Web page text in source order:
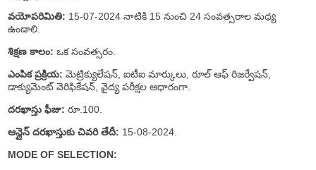
వయోపరిమితి: 15-07-2024 నాటికి 15 నుంచి 24 సంవత్సరాల మధ్య
ఉండాలి.
శిక్షణ కాలం: ఒక సంవత్సరం.
ఎంపిక ప్రక్రియ: మెట్రిక్యులేషన్, ఐటీఐ మార్కులు, రూల్ ఆఫ్ రిజర్వేషన్,
డాక్యుమెంట్ వెరిఫికేషన్, వైద్య పరీక్షల ఆధారంగా.
దరఖాస్తు ఫీజు: రూ.100.
ఆన్లైన్ దరఖాస్తుకు చివరి తేదీ: 15-08-2024.
MODE OF SELECTION: